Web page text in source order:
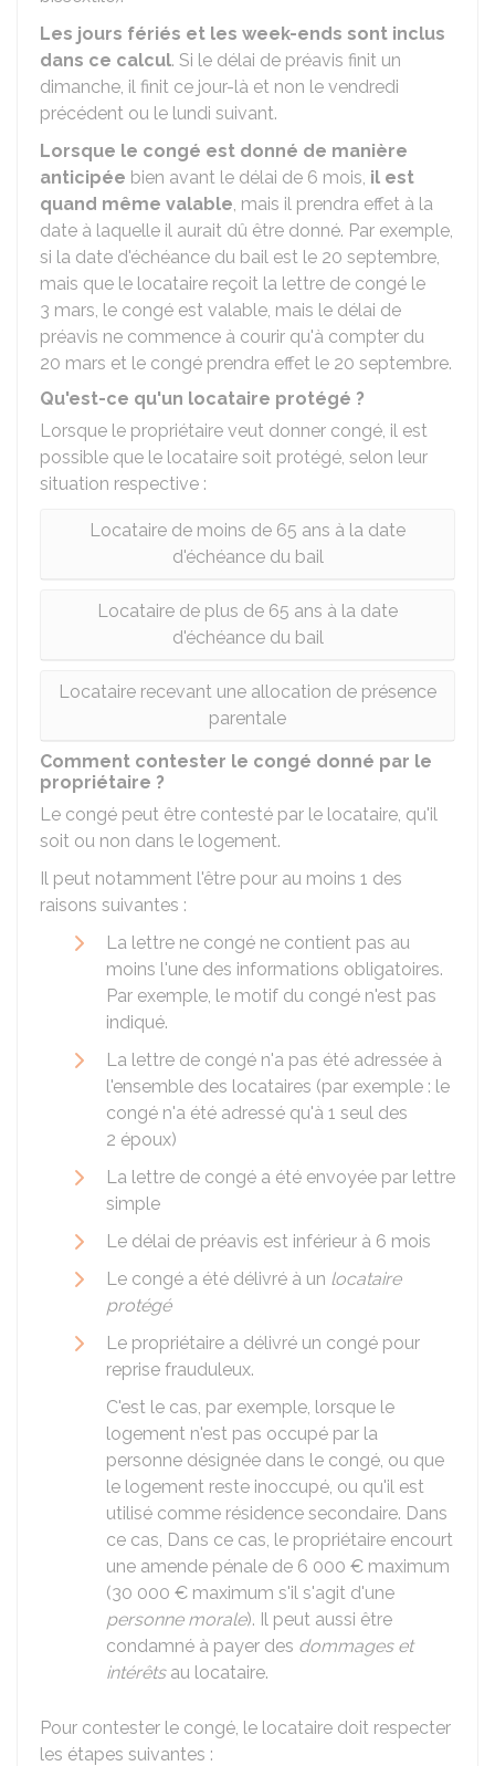
Les jours fériés et les week-ends sont inclus
dans ce calcul. Si le délai de préavis finit un
dimanche, il finit ce jour-là et non le vendredi
précédent ou le lundi suivant.
Lorsque le congé est donné de manière
anticipée bien avant le délai de 6 mois, il est
quand même valable, mais il prendra effet à la
date à laquelle il aurait dû être donné. Par exemple,
si la date d'échéance du bail est le 20 septembre,
mais que le locataire reçoit la lettre de congé le
3 mars, le congé est valable, mais le délai de
préavis ne commence à courir qu'à compter du
20 mars et le congé prendra effet le 20 septembre.
Qu'est-ce qu'un locataire protégé ?
Lorsque le propriétaire veut donner congé, il est
possible que le locataire soit protégé, selon leur
situation respective :
Locataire de moins de 65 ans à la date
d'échéance du bail
Locataire de plus de 65 ans à la date
d'échéance du bail
Locataire recevant une allocation de présence
parentale
Comment contester le congé donné par le
propriétaire ?
Le congé peut être contesté par le locataire, qu'il
soit ou non dans le logement.
Il peut notamment l'être pour au moins 1 des
raisons suivantes :
La lettre ne congé ne contient pas au
moins l'une des informations obligatoires.
Par exemple, le motif du congé n'est pas
indiqué.
La lettre de congé n'a pas été adressée à
l'ensemble des locataires (par exemple : le
congé n'a été adressé qu'à 1 seul des
2 époux)
La lettre de congé a été envoyée par lettre
simple
Le délai de préavis est inférieur à 6 mois
Le congé a été délivré à un locataire
protégé
Le propriétaire a délivré un congé pour
reprise frauduleux.
C'est le cas, par exemple, lorsque le
logement n'est pas occupé par la
personne désignée dans le congé, ou que
le logement reste inoccupé, ou qu'il est
utilisé comme résidence secondaire. Dans
ce cas, Dans ce cas, le propriétaire encourt
une amende pénale de 6 000 € maximum
(30 000 € maximum s'il s'agit d'une
personne morale). Il peut aussi être
condamné à payer des dommages et
intérêtsau locataire.
Pour contester le congé, le locataire doit respecter
les étapes suivantes :